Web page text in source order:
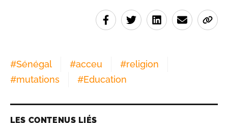
#Sénégal #acceu #religion
#mutations #Education
LES CONTENUS LIÉS